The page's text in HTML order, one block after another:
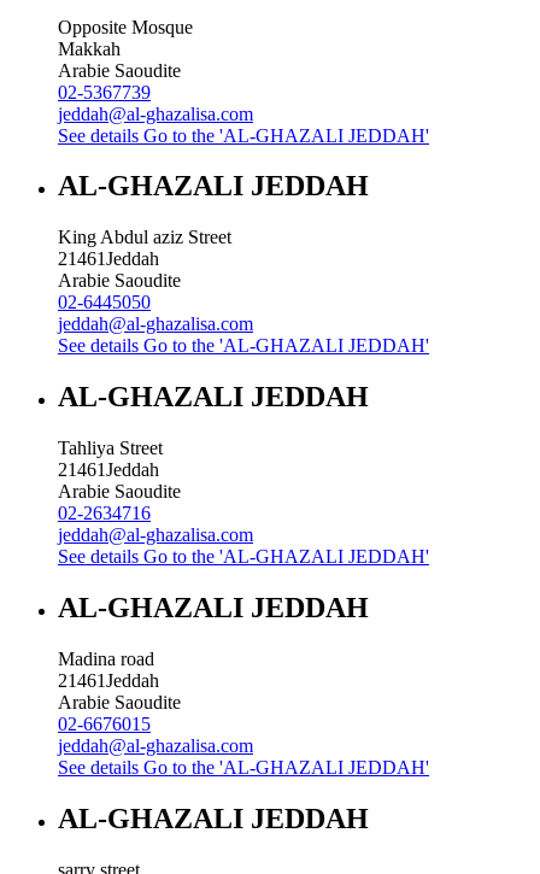
Opposite Mosque
Makkah
Arabie Saoudite
02-5367739
jeddah@al-ghazalisa.com
See details Go to the 'AL-GHAZALI JEDDAH'
AL-GHAZALI JEDDAH
King Abdul aziz Street
21461Jeddah
Arabie Saoudite
02-6445050
jeddah@al-ghazalisa.com
See details Go to the 'AL-GHAZALI JEDDAH'
AL-GHAZALI JEDDAH
Tahliya Street
21461Jeddah
Arabie Saoudite
02-2634716
jeddah@al-ghazalisa.com
See details Go to the 'AL-GHAZALI JEDDAH'
AL-GHAZALI JEDDAH
Madina road
21461Jeddah
Arabie Saoudite
02-6676015
jeddah@al-ghazalisa.com
See details Go to the 'AL-GHAZALI JEDDAH'
AL-GHAZALI JEDDAH
sarry street